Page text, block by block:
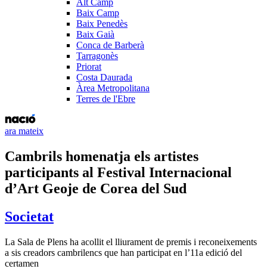
Baix Camp
Baix Penedès
Baix Gaià
Conca de Barberà
Tarragonès
Priorat
Costa Daurada
Àrea Metropolitana
Terres de l'Ebre
ara mateix
Cambrils homenatja els artistes
participants al Festival Internacional
d’Art Geoje de Corea del Sud
Societat
La Sala de Plens ha acollit el lliurament de premis i reconeixements
a sis creadors cambrilencs que han participat en l’11a edició del
certamen